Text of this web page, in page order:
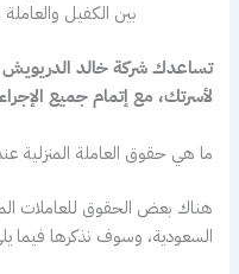
بين الكفيل والعاملة
تساعدك شركة خالد الدريويش
لأسرتك، مع إتمام جميع
ما هي حقوق العاملة المنزلية
هناك بعض الحقوق للعاملات
السعودية، وسوف نذكرها فيما